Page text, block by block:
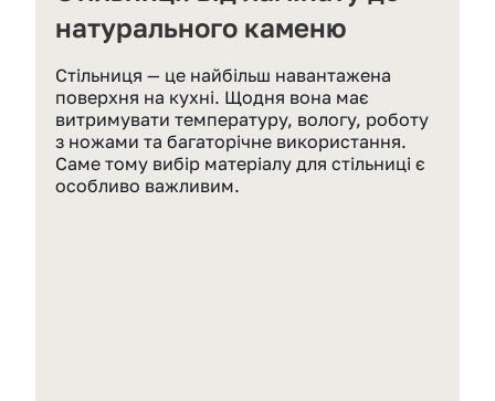
натурального каменю
Стільниця — це найбільш навантажена
поверхня на кухні. Щодня вона має
витримувати температуру, вологу, роботу
з ножами та багаторічне використання.
Саме тому вибір матеріалу для стільниці є
особливо важливим.